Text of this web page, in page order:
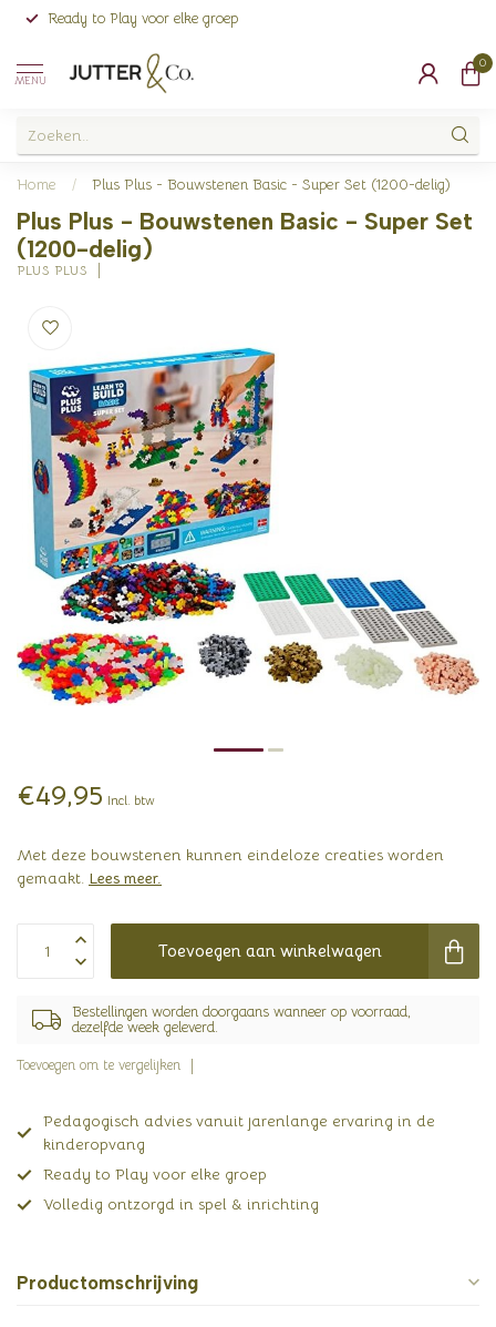
Ready to Play voor elke groep
MENU
0
Home / Plus Plus - Bouwstenen Basic - Super Set (1200-delig)
Plus Plus - Bouwstenen Basic - Super Set
(1200-delig)
PLUS PLUS
€49,95 Incl. btw
Met deze bouwstenen kunnen eindeloze creaties worden
gemaakt. Lees meer.
Toevoegen aan winkelwagen
Bestellingen worden doorgaans wanneer op voorraad,
dezelfde week geleverd.
Toevoegen om te vergelijken
Pedagogisch advies vanuit jarenlange ervaring in de
kinderopvang
Ready to Play voor elke groep
Volledig ontzorgd in spel & inrichting
Productomschrijving